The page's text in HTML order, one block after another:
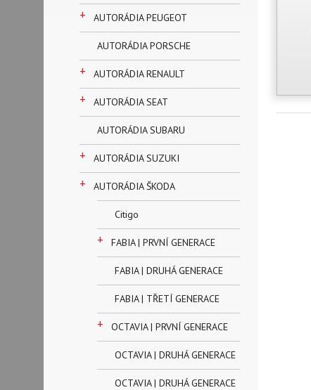
+ AUTORÁDIA PEUGEOT
AUTORÁDIA PORSCHE
+ AUTORÁDIA RENAULT
+ AUTORÁDIA SEAT
AUTORÁDIA SUBARU
+ AUTORÁDIA SUZUKI
+ AUTORÁDIA ŠKODA
Citigo
+ FABIA | PRVNÍ GENERACE
FABIA | DRUHÁ GENERACE
FABIA | TŘETÍ GENERACE
+ OCTAVIA | PRVNÍ GENERACE
OCTAVIA | DRUHÁ GENERACE
OCTAVIA | DRUHÁ GENERACE